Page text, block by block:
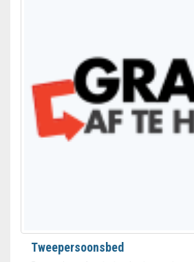
Tweepersoonsbed